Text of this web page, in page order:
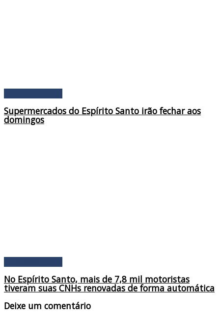
Supermercados do Espírito Santo irão fechar aos
domingos
No Espírito Santo, mais de 7,8 mil motoristas
tiveram suas CNHs renovadas de forma automática
Deixe um comentário